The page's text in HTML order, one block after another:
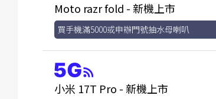
Moto razr fold - 新機上市
買手機滿5000或申辦門號抽水母喇叭
小米 17T Pro - 新機上市